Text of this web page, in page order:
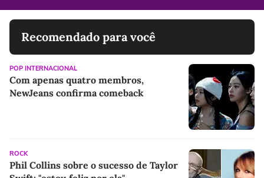
Recomendado para você
POP INTERNACIONAL
Com apenas quatro membros,
NewJeans confirma comeback
ROCK
Phil Collins sobre o sucesso de Taylor